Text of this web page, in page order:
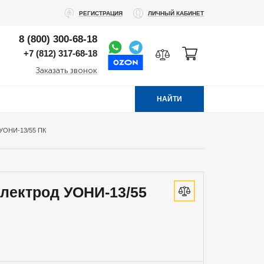
РЕГИСТРАЦИЯ ЛИЧНЫЙ КАБИНЕТ
8 (800) 300-68-18
+7 (812) 317-68-18
Заказать звонок
НАЙТИ
13/55 ПК
УОНИ-13/55